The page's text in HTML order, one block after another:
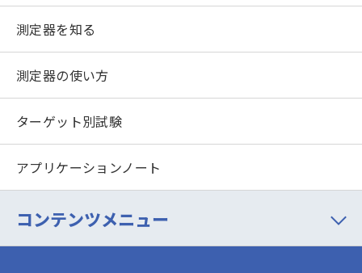
測定器を知る
測定器の使い方
ターゲット別試験
アプリケーションノート
コンテンツメニュー